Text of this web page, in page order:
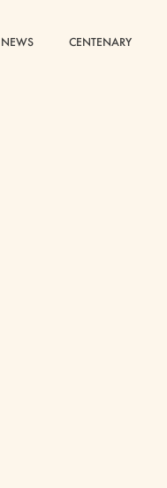
NEWS CENTENARY
NEWS CENTENARY